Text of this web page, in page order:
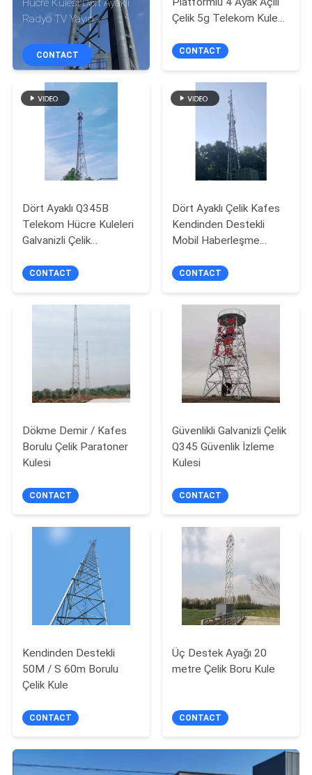
KONTROL
BIZE
ULAŞIN
HABERLER
ISTEĞI
SITE
HARITASI
PRIVACY
Hücre Kulesi Dört Ayaklı
Radyo TV Yayın
CONTACT
Çelik 5g Telekom Kulesi
CONTACT
Dört Ayaklı Q345B
Telekom Hücre Kuleleri
Galvanizli Çelik
CONTACT
Dört Ayaklı Çelik Kafes
Kendinden Destekli
Mobil Haberleşme
CONTACT
Dökme Demir / Kafes
Borulu Çelik Paratoner
Kulesi
CONTACT
Güvenlikli Galvanizli Çelik
Q345 Güvenlik İzleme
Kulesi
CONTACT
Kendinden Destekli
50M / S 60m Borulu
Çelik Kule
CONTACT
Üç Destek Ayağı 20
metre Çelik Boru Kule
CONTACT